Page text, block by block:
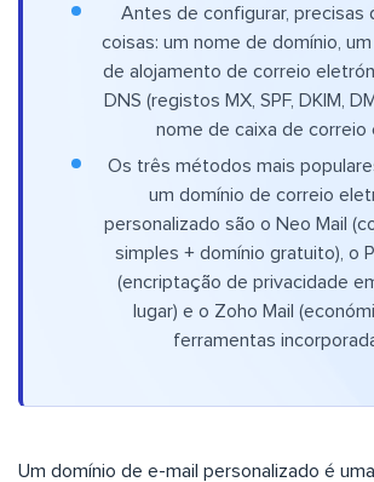
Antes de configurar, precisas
coisas: um nome de domínio,
de alojamento de correio
DNS (registos MX, SPF, DKIM,
nome de caixa de correio
Os três métodos mais
um domínio de correio
personalizado são o Neo Mail
simples + domínio gratuito), o
(encriptação de privacidade
lugar) e o Zoho Mail
ferramentas
Um domínio de e-mail personalizado é